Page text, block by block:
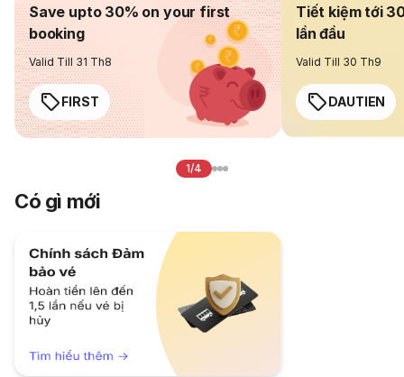
Save upto 30% on your first
booking
Valid Till 31 Th8
FIRST
Tiết kiệm tới
lần đầu
Valid Till 30 Th9
DAUTIEN
1/4
Có gì mới